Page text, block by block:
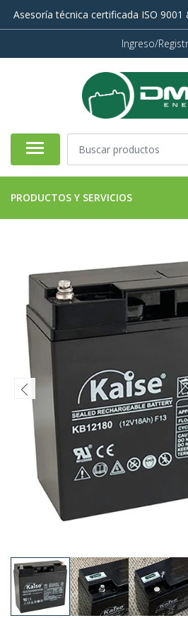
Asesoría técnica certificada ISO
Ingreso/
PRODUCTOS Y SERVICIOS